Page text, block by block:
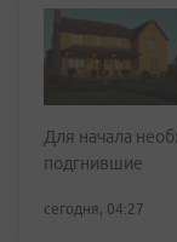
Для начала
подгнившие
сегодня, 04:27